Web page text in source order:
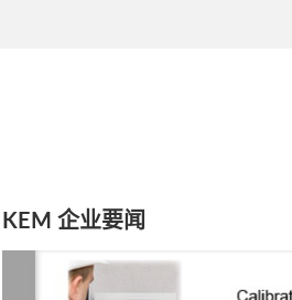
KEM 企业要闻